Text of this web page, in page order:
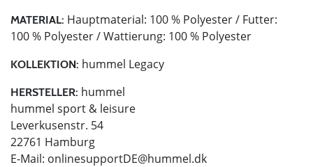
MATERIAL: Hauptmaterial: 100 % Polyester / Futter:
100 % Polyester / Wattierung: 100 % Polyester
KOLLEKTION: hummel Legacy
HERSTELLER: hummel
hummel sport & leisure
Leverkusenstr. 54
22761 Hamburg
E-Mail: onlinesupportDE@hummel.dk